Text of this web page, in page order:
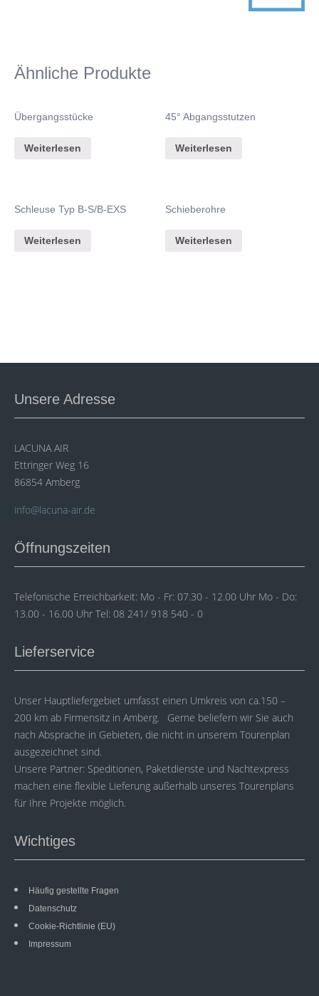
Ähnliche Produkte
Übergangsstücke
Weiterlesen
45° Abgangsstutzen
Weiterlesen
Schleuse Typ B-S/B-EXS
Weiterlesen
Schieberohre
Weiterlesen
Unsere Adresse
LACUNA AIR
Ettringer Weg 16
86854 Amberg
info@lacuna-air.de
Öffnungszeiten
Telefonische Erreichbarkeit: Mo - Fr: 07.30 - 12.00 Uhr Mo - Do:
13.00 - 16.00 Uhr Tel: 08 241/ 918 540 - 0
Lieferservice
Unser Hauptliefergebiet umfasst einen Umkreis von ca.150 –
200 km ab Firmensitz in Amberg. Gerne beliefern wir Sie auch
nach Absprache in Gebieten, die nicht in unserem Tourenplan
ausgezeichnet sind.
Unsere Partner: Speditionen, Paketdienste und Nachtexpress
machen eine flexible Lieferung außerhalb unseres Tourenplans
für Ihre Projekte möglich.
Wichtiges
Häufig gestellte Fragen
Datenschutz
Cookie-Richtlinie (EU)
Impressum